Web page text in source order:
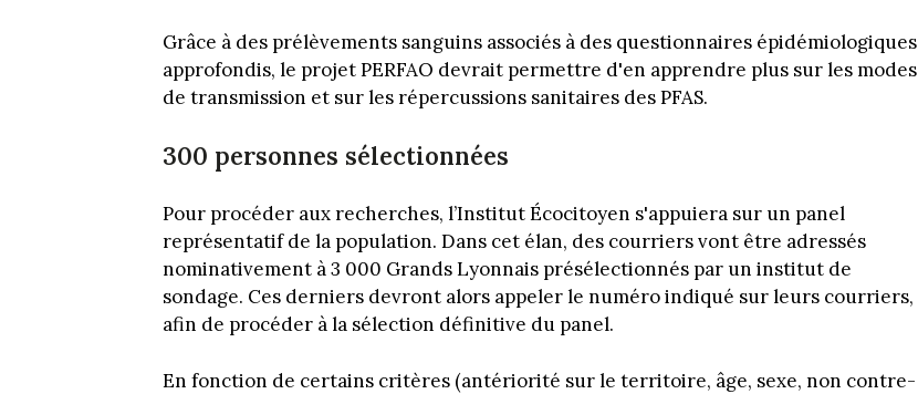
Grâce à des prélèvements sanguins associés à des questionnaires épidémiologiques
approfondis, le projet PERFAO devrait permettre d'en apprendre plus sur les modes
de transmission et sur les répercussions sanitaires des PFAS.
300 personnes sélectionnées
Pour procéder aux recherches, l’Institut Écocitoyen s'appuiera sur un panel
représentatif de la population. Dans cet élan, des courriers vont être adressés
nominativement à 3 000 Grands Lyonnais présélectionnés par un institut de
sondage. Ces derniers devront alors appeler le numéro indiqué sur leurs courriers,
afin de procéder à la sélection définitive du panel.
En fonction de certains critères (antériorité sur le territoire, âge, sexe, non contre-